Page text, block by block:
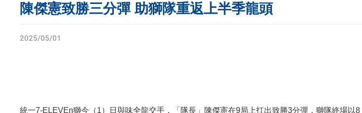
陳傑憲致勝三分彈 助獅隊重返上半季龍頭
2025/05/01
統一7-ELEVEn獅今（1）日與味全龍交手，「隊長」陳傑憲在9局上扛出致勝3分彈，獅隊終場以8